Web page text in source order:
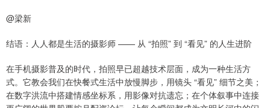
@梁新
结语：人人都是生活的摄影师 —— 从 “拍照” 到 “看见” 的人生进阶
在手机摄影普及的时代，拍照早已超越技术层面，成为一种生活方
式。它教会我们在快餐式生活中放慢脚步，用镜头 “看见” 细节之美；
在数字洪流中搭建情感坐标系，用影像对抗遗忘；在个体叙事中连接